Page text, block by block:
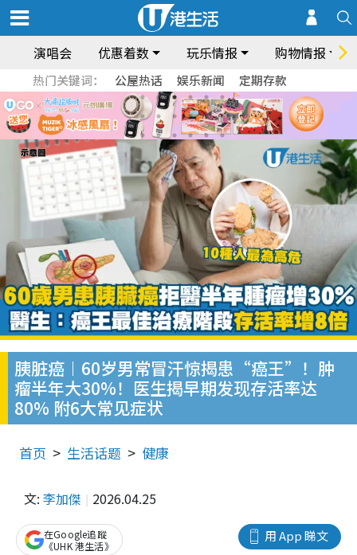
演唱会 优惠着数 玩乐情报 购物情报
热门关键词： 公屋热话 娱乐新闻 定期存款
胰脏癌︱60岁男常冒汗惊揭患“癌王”！肿
瘤半年大30%！医生揭早期发现存活率达
80% 附6大常见症状
首页 生活话题 健康
文: 李加傑 2026.04.25
用 App 睇文
在Google追蹤
《UHK 港生活》